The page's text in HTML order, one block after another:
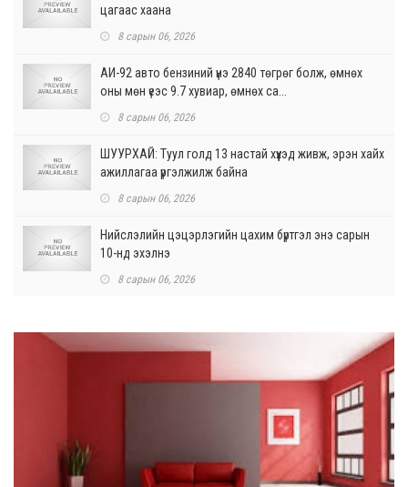
цагаас хаана
8 сарын 06, 2026
АИ-92 авто бензиний үнэ 2840 төгрөг болж, өмнөх
оны мөн үеэс 9.7 хувиар, өмнөх са...
8 сарын 06, 2026
ШУУРХАЙ: Туул голд 13 настай хүүхэд живж, эрэн хайх
ажиллагаа үргэлжилж байна
8 сарын 06, 2026
Нийслэлийн цэцэрлэгийн цахим бүртгэл энэ сарын
10-нд эхэлнэ
8 сарын 06, 2026
барилгын ажлын нийт гүйцэтгэл 74.5 хув...
Нэгдүгээр ангид элсэгчдийн бүртгэлийг энэ сарын 17-
ноос E-Mongolia системээр зохи...
Өчигдөр согтуугаар тээврийн хэрэгсэл жолоодсон